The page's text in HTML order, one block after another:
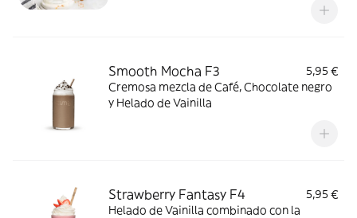
Smooth Mocha F3
5,95 €
Cremosa mezcla de Café, Chocolate negro
y Helado de Vainilla
Strawberry Fantasy F4
5,95 €
Helado de Vainilla combinado con la